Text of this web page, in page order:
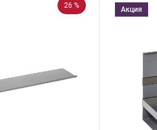
26 % Акция